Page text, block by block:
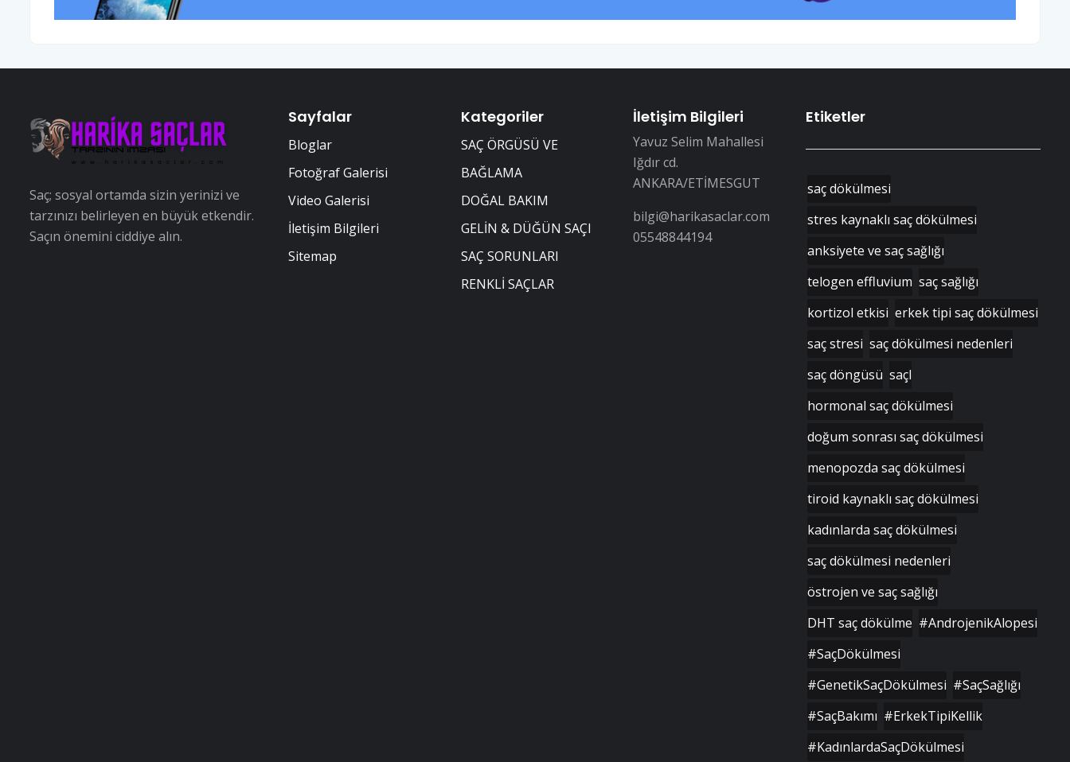
Saç; sosyal ortamda sizin yerinizi ve
tarzınızı belirleyen en büyük etkendir.
Saçın önemini ciddiye alın.
Sayfalar
Bloglar
Fotoğraf Galerisi
Video Galerisi
İletişim Bilgileri
Sitemap
Kategoriler
SAÇ ÖRGÜSÜ VE
BAĞLAMA
DOĞAL BAKIM
GELİN & DÜĞÜN SAÇI
SAÇ SORUNLARI
RENKLİ SAÇLAR
İletişim Bilgileri
Yavuz Selim Mahallesi
Iğdır cd.
ANKARA/ETİMESGUT
bilgi@harikasaclar.com
05548844194
Etiketler
saç dökülmesi
stres kaynaklı saç dökülmesi
anksiyete ve saç sağlığı
telogen effluvium saç sağlığı
kortizol etkisi erkek tipi saç dökülmesi
saç stresi saç dökülmesi nedenleri
saç döngüsü saçl
hormonal saç dökülmesi
doğum sonrası saç dökülmesi
menopozda saç dökülmesi
tiroid kaynaklı saç dökülmesi
kadınlarda saç dökülmesi
saç dökülmesi nedenleri
östrojen ve saç sağlığı
DHT saç dökülme #AndrojenikAlopesi
#SaçDökülmesi
#GenetikSaçDökülmesi #SaçSağlığı
#SaçBakımı #ErkekTipiKellik
#KadınlardaSaçDökülmesi